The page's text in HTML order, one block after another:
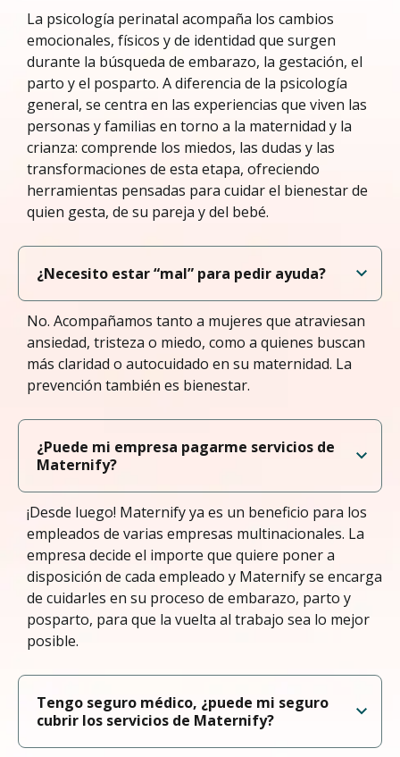
La psicología perinatal acompaña los cambios
emocionales, físicos y de identidad que surgen
durante la búsqueda de embarazo, la gestación, el
parto y el posparto. A diferencia de la psicología
general, se centra en las experiencias que viven las
personas y familias en torno a la maternidad y la
crianza: comprende los miedos, las dudas y las
transformaciones de esta etapa, ofreciendo
herramientas pensadas para cuidar el bienestar de
quien gesta, de su pareja y del bebé.
¿Necesito estar “mal” para pedir ayuda?
No. Acompañamos tanto a mujeres que atraviesan
ansiedad, tristeza o miedo, como a quienes buscan
más claridad o autocuidado en su maternidad. La
prevención también es bienestar.
¿Puede mi empresa pagarme servicios de
Maternify?
¡Desde luego! Maternify ya es un beneficio para los
empleados de varias empresas multinacionales. La
empresa decide el importe que quiere poner a
disposición de cada empleado y Maternify se encarga
de cuidarles en su proceso de embarazo, parto y
posparto, para que la vuelta al trabajo sea lo mejor
posible.
Tengo seguro médico, ¿puede mi seguro
cubrir los servicios de Maternify?